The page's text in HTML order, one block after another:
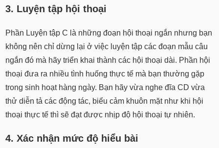
3. Luyện tập hội thoại
Phần Luyện tập C là những đoạn hội thoại ngắn nhưng bạn
không nên chỉ dừng lại ở việc luyện tập các đoạn mẫu câu
ngắn đó mà hãy triển khai thành các hội thoại dài. Phần hội
thoại đưa ra nhiều tình huống thực tế mà bạn thường gặp
trong sinh hoạt hàng ngày. Bạn hãy vừa nghe đĩa CD vừa
thử diễn tả các động tác, biểu cảm khuôn mặt như khi hội
thoại thực tế thì sẽ đạt được nhịp độ hội thoại tự nhiên.
4. Xác nhận mức độ hiểu bài